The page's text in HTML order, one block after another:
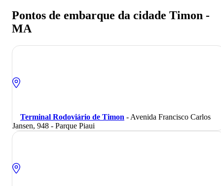
Pontos de embarque da cidade Timon -
MA
Terminal Rodoviário de Timon - Avenida Francisco Carlos
Jansen, 948 - Parque Piaui